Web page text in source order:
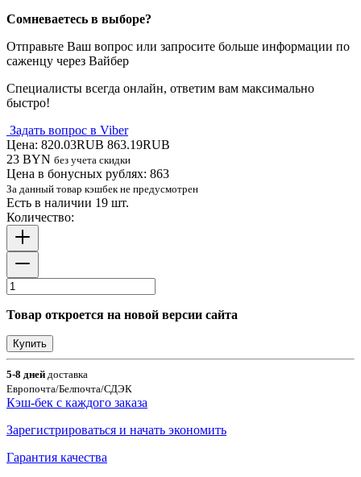
Сомневаетесь в выборе?
Отправьте Ваш вопрос или запросите больше информации по
саженцу через Вайбер
Специалисты всегда онлайн, ответим вам максимально
быстро!
Задать вопрос в Viber
Цена: 820.03RUB 863.19RUB
23 BYN без учета скидки
Цена в бонусных рублях: 863
За данный товар кэшбек не предусмотрен
Есть в наличии 19 шт.
Количество:
Товар откроется на новой версии сайта
Купить
5-8 дней доставка
Европочта/Белпочта/СДЭК
Кэш-бек с каждого заказа
Зарегистрироваться и начать экономить
Гарантия качества